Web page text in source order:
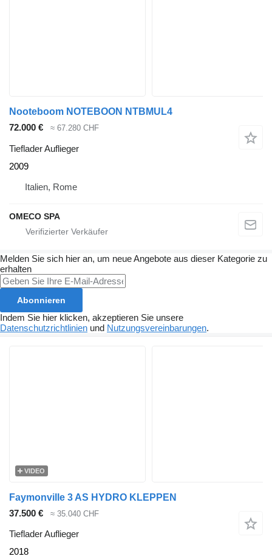
Nooteboom NOTEBOON NTBMUL4
72.000 €
≈ 67.280 CHF
Tieflader Auflieger
2009
Italien, Rome
OMECO SPA
Melden Sie sich hier an, um neue Angebote aus dieser Kategorie zu
erhalten
Abonnieren
Indem Sie hier klicken, akzeptieren Sie unsere
Datenschutzrichtlinien und Nutzungsvereinbarungen.
VIDEO
Faymonville 3 AS HYDRO KLEPPEN
37.500 €
≈ 35.040 CHF
Tieflader Auflieger
2018